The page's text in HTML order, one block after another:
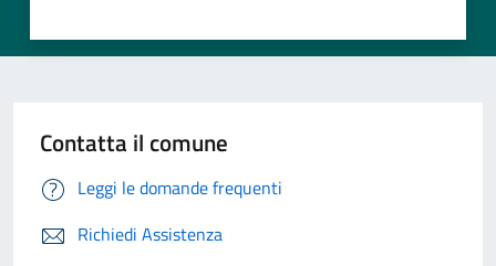
Contatta il comune
Leggi le domande frequenti
Richiedi Assistenza